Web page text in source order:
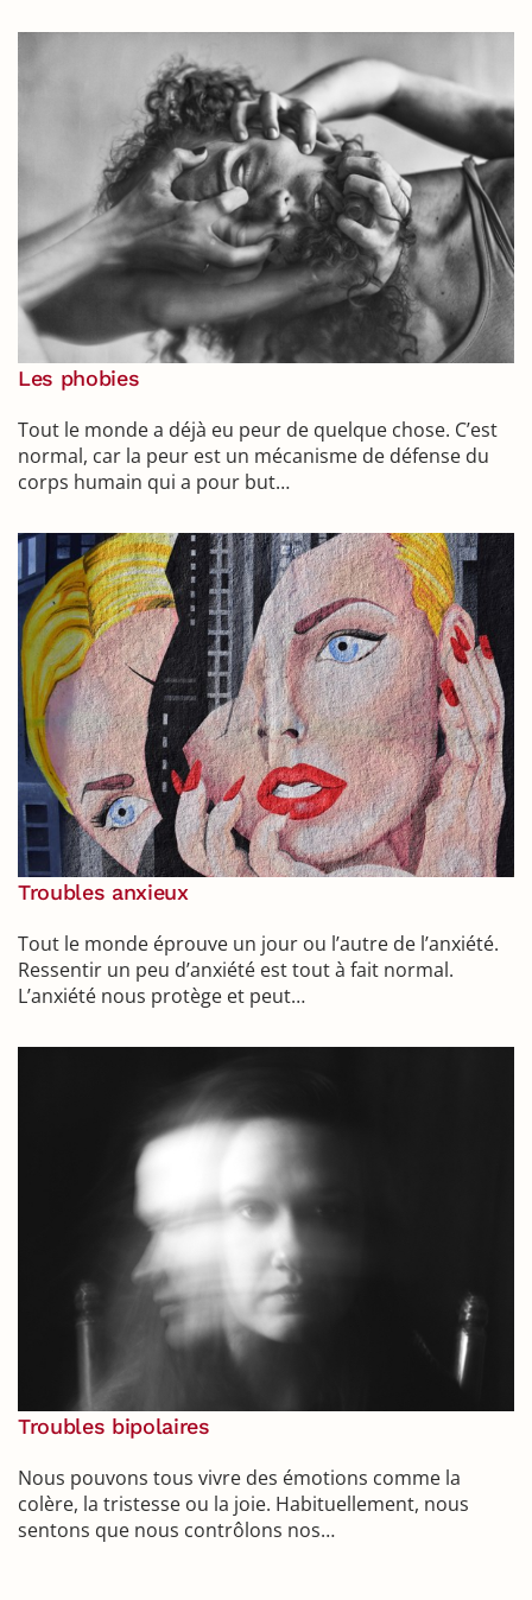
Les phobies
Tout le monde a déjà eu peur de quelque chose. C’est
normal, car la peur est un mécanisme de défense du
corps humain qui a pour but…
Troubles anxieux
Tout le monde éprouve un jour ou l’autre de l’anxiété.
Ressentir un peu d’anxiété est tout à fait normal.
L’anxiété nous protège et peut…
Troubles bipolaires
Nous pouvons tous vivre des émotions comme la
colère, la tristesse ou la joie. Habituellement, nous
sentons que nous contrôlons nos…